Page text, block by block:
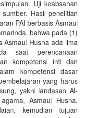
Uji keabsahan
Hasil penelitian
PAI berbasis Asmaul
bahwa pada (1)
Asmaul Husna ada lima
saat perencanaan
kompetensi inti dan
kompetensi dasar
yang harus
yakni landasan Al-
Asmaul Husna,
kemudian tujuan